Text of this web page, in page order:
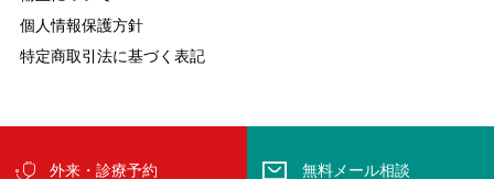
外来・診療予約 無料メール相談
個人情報保護方針
特定商取引法に基づく表記